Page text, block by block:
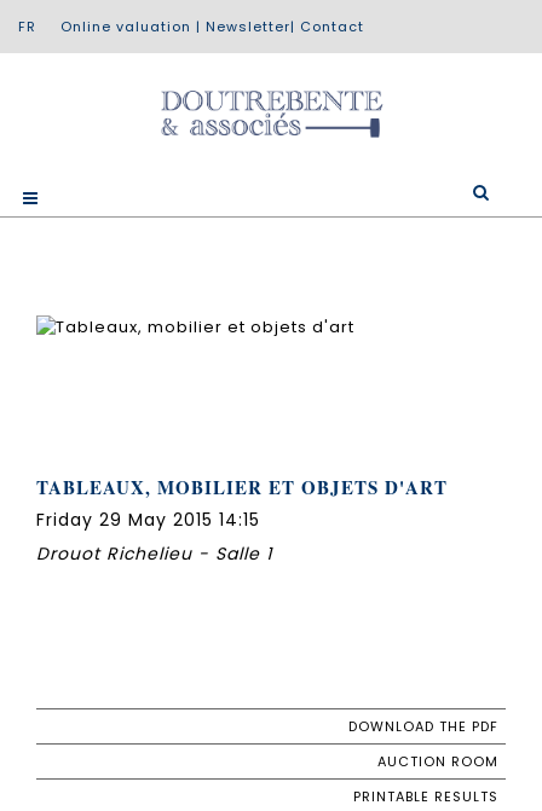
Online valuation | Newsletter| Contact
TABLEAUX, MOBILIER ET OBJETS D'ART
Friday 29 May 2015 14:15
Drouot Richelieu - Salle 1
DOWNLOAD THE PDF
AUCTION ROOM
PRINTABLE RESULTS